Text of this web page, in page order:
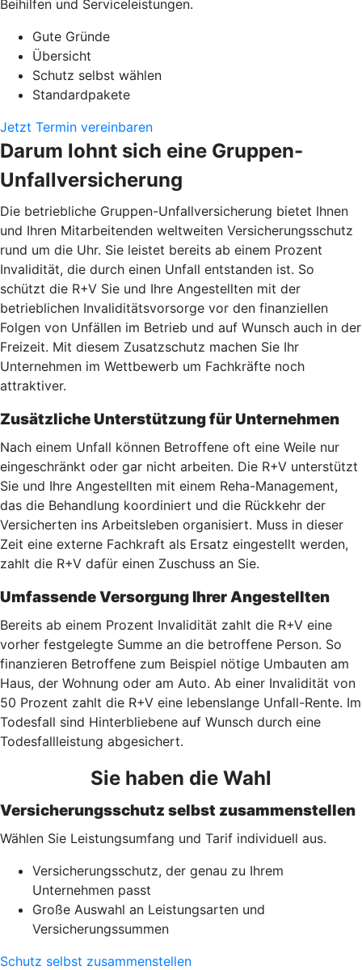
Beihilfen und Serviceleistungen.
Gute Gründe
Übersicht
Schutz selbst wählen
Standardpakete
Jetzt Termin vereinbaren
Darum lohnt sich eine Gruppen-
Unfallversicherung
Die betriebliche Gruppen-Unfallversicherung bietet Ihnen
und Ihren Mitarbeitenden weltweiten Versicherungsschutz
rund um die Uhr. Sie leistet bereits ab einem Prozent
Invalidität, die durch einen Unfall entstanden ist. So
schützt die R+V Sie und Ihre Angestellten mit der
betrieblichen Invaliditätsvorsorge vor den finanziellen
Folgen von Unfällen im Betrieb und auf Wunsch auch in der
Freizeit. Mit diesem Zusatzschutz machen Sie Ihr
Unternehmen im Wettbewerb um Fachkräfte noch
attraktiver.
Zusätzliche Unterstützung für Unternehmen
Nach einem Unfall können Betroffene oft eine Weile nur
eingeschränkt oder gar nicht arbeiten. Die R+V unterstützt
Sie und Ihre Angestellten mit einem Reha-Management,
das die Behandlung koordiniert und die Rückkehr der
Versicherten ins Arbeitsleben organisiert. Muss in dieser
Zeit eine externe Fachkraft als Ersatz eingestellt werden,
zahlt die R+V dafür einen Zuschuss an Sie.
Umfassende Versorgung Ihrer Angestellten
Bereits ab einem Prozent Invalidität zahlt die R+V eine
vorher festgelegte Summe an die betroffene Person. So
finanzieren Betroffene zum Beispiel nötige Umbauten am
Haus, der Wohnung oder am Auto. Ab einer Invalidität von
50 Prozent zahlt die R+V eine lebenslange Unfall-Rente. Im
Todesfall sind Hinterbliebene auf Wunsch durch eine
Todesfallleistung abgesichert.
Sie haben die Wahl
Versicherungsschutz selbst zusammenstellen
Wählen Sie Leistungsumfang und Tarif individuell aus.
Versicherungsschutz, der genau zu Ihrem
Unternehmen passt
Große Auswahl an Leistungsarten und
Versicherungssummen
Schutz selbst zusammenstellen